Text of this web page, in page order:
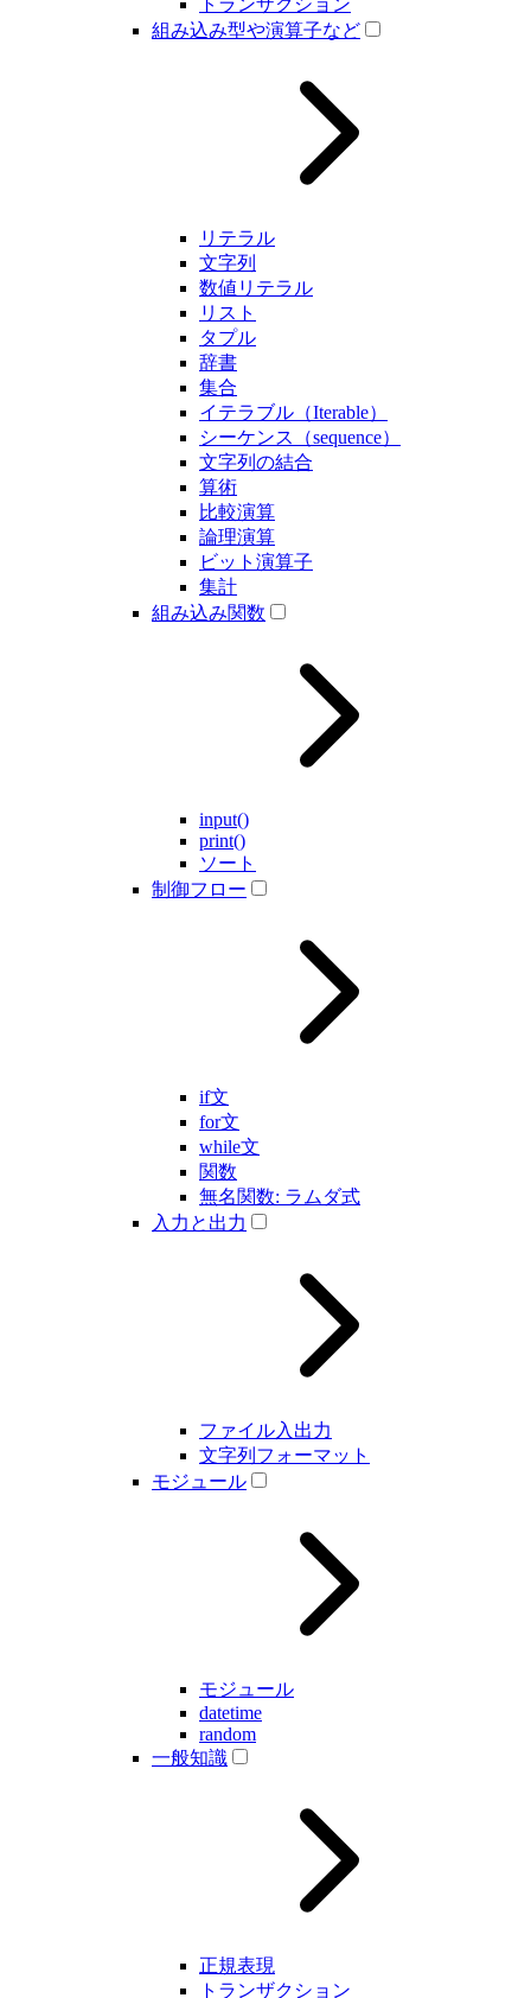
トランザクション
組み込み型や演算子など
リテラル
文字列
数値リテラル
リスト
タプル
辞書
集合
イテラブル（Iterable）
シーケンス（sequence）
文字列の結合
算術
比較演算
論理演算
ビット演算子
集計
組み込み関数
input()
print()
ソート
制御フロー
if文
for文
while文
関数
無名関数: ラムダ式
入力と出力
ファイル入出力
文字列フォーマット
モジュール
モジュール
datetime
random
一般知識
正規表現
トランザクション